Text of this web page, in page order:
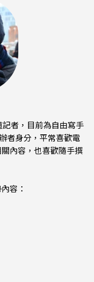
者，目前為自由寫手
者身分，平常喜歡電
內容，也喜歡隨手撰
容：